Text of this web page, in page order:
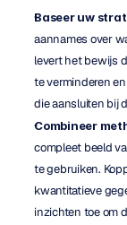
Baseer uw
aannames over
levert het bewijs
te verminderen
die aansluiten bij
Combineer
compleet beeld
te gebruiken.
kwantitatieve
inzichten toe om